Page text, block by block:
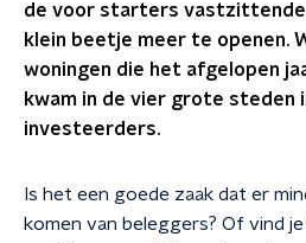
de voor starters vastzittende
klein beetje meer te openen.
woningen die het afgelopen
kwam in de vier grote steden
investeerders.
Is het een goede zaak dat er
komen van beleggers? Of vind